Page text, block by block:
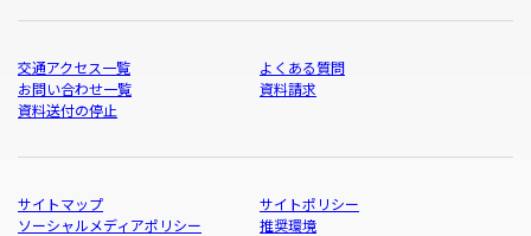
交通アクセス一覧
よくある質問
お問い合わせ一覧
資料請求
資料送付の停止
サイトマップ
サイトポリシー
ソーシャルメディアポリシー
推奨環境